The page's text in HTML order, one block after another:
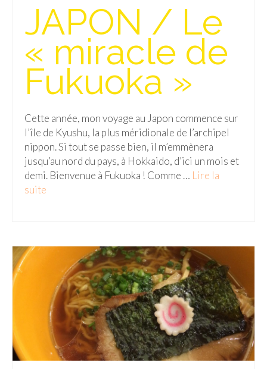
Kyoto
Mont Fuji
Nikko
Tokyo
Malaisie
Cameron Highlands
Penang
Baie d’Halong
Hanoi
Hué
Mai Chau
Mu Cang Chai
JAPON / Le
« miracle de
Fukuoka »
Cette année, mon voyage au Japon commence sur
l’île de Kyushu, la plus méridionale de l’archipel
nippon. Si tout se passe bien, il m’emmènera
jusqu’au nord du pays, à Hokkaido, d’ici un mois et
demi. Bienvenue à Fukuoka ! Comme … Lire la
suite­­